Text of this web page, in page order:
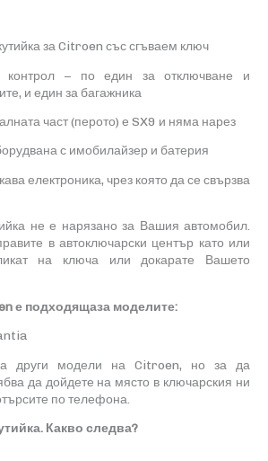
заCitroen със сгъваем ключ
– по един за отключване и
и един за багажника
част(перото) е SX9 и няма нарез
с имобилайзер и батерия
електроника, чрез която да се свързва
не е нарязано за Вашия автомобил.
в автоключарски център като или
на ключа или докарате Вашето
е подходящаза моделите:
други модели на Citroen, но за да
да дойдете на място в ключарския ни
по телефона.
Какво следва?